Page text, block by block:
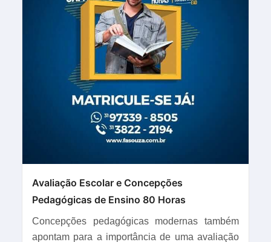
Avaliação Escolar e Concepções
Pedagógicas de Ensino 80 Horas
Concepções pedagógicas modernas também
apontam para a importância de uma avaliação